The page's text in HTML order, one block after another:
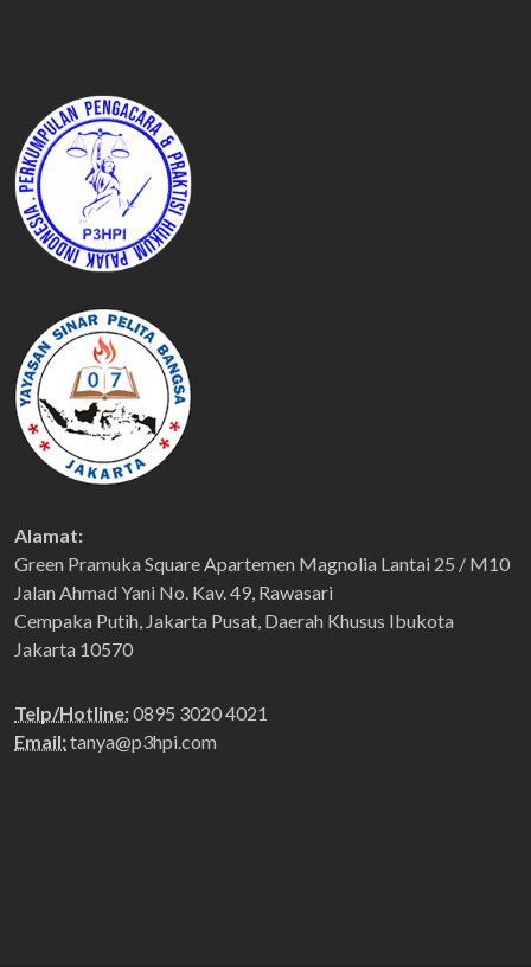
Alamat:
Green Pramuka Square Apartemen Magnolia Lantai 25 / M10
Jalan Ahmad Yani No. Kav. 49, Rawasari
Cempaka Putih, Jakarta Pusat, Daerah Khusus Ibukota
Jakarta 10570
Telp/Hotline:0895 3020 4021
Email:tanya@p3hpi.com